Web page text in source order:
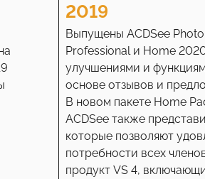
2019
Выпущены ACDSee
Professional и Home
улучшениями и
основе отзывов и
В новом пакете Home
ACDSee также
которые позволяют
потребности всех
продукт VS 4,